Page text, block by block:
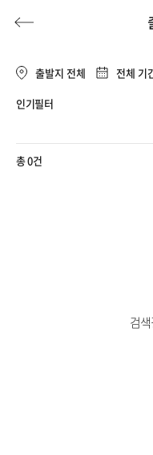
출발지 전체 전체 기
인기필터
총 0건
검